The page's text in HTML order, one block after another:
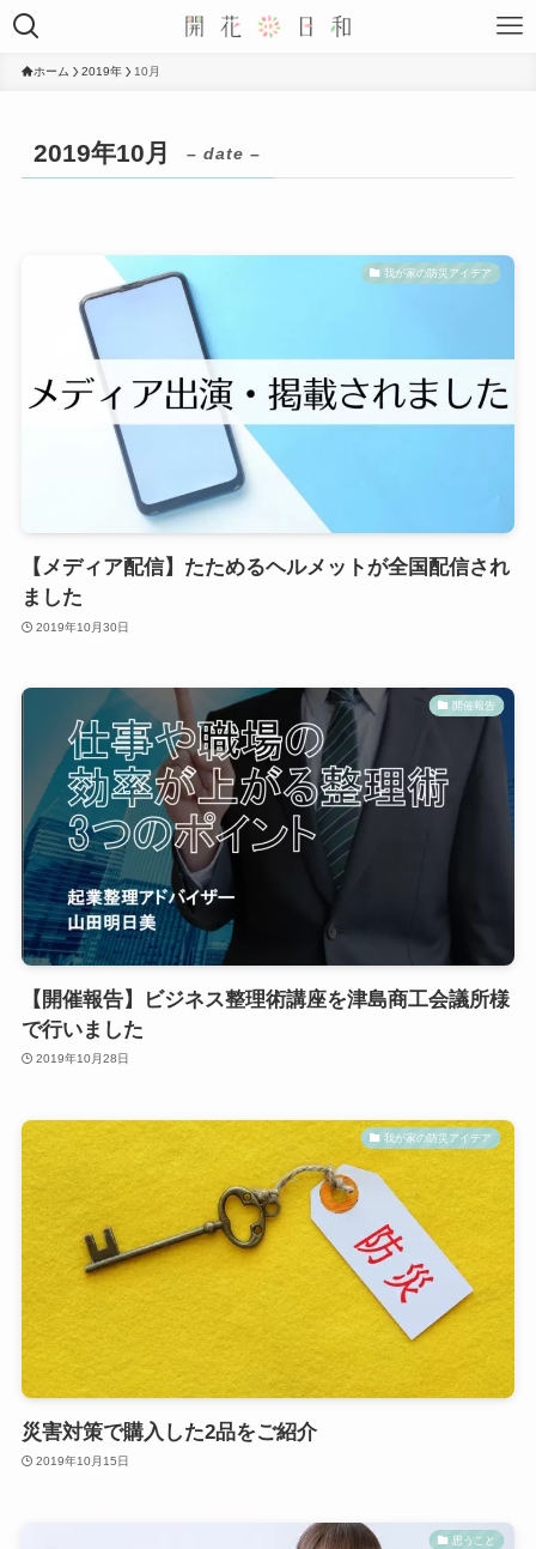
ホーム 2019年 10月
2019年10月 – date –
我が家の防災アイデア
【メディア配信】たためるヘルメットが全国配信され
ました
2019年10月30日
開催報告
【開催報告】ビジネス整理術講座を津島商工会議所様
で行いました
2019年10月28日
我が家の防災アイデア
災害対策で購入した2品をご紹介
2019年10月15日
思うこと